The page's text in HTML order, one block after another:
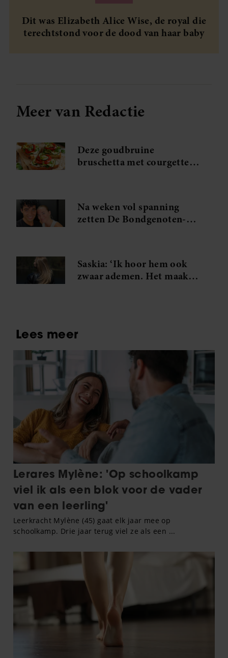
Dit was Elizabeth Alice Wise, de royal die
terechtstond voor de dood van haar baby
Meer van Redactie
Deze goudbruine
bruschetta met courgette
Na weken vol spanning
zetten De Bondgenoten-
Saskia: ‘Ik hoor hem ook
zwaar ademen. Het maakt